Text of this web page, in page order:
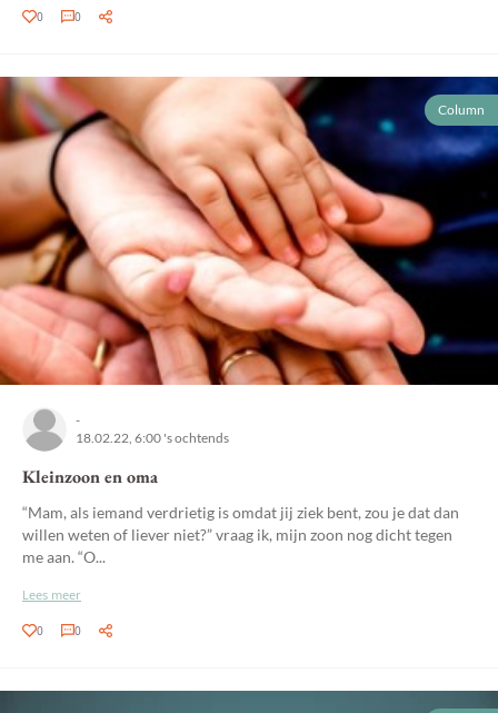
0 0
Column
-
18.02.22, 6:00 's ochtends
Kleinzoon en oma
“Mam, als iemand verdrietig is omdat jij ziek bent, zou je dat dan
willen weten of liever niet?” vraag ik, mijn zoon nog dicht tegen
me aan. “O...
Lees meer
0 0